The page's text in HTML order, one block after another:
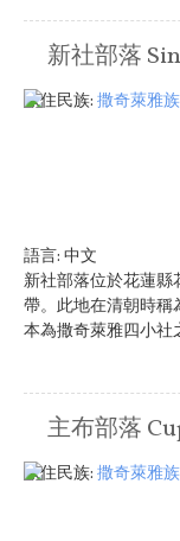
新社部落
原住民族: 撒奇萊雅族
語言: 中文
新社部落位於花蓮縣
帶。此地在清朝時稱
本為撒奇萊雅四小社
主布部落
原住民族: 撒奇萊雅族